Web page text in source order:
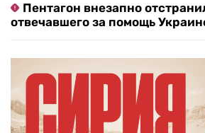
Пентагон внезапно
отвечавшего за помощь